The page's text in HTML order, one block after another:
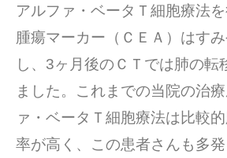
アルファ・ベータＴ細胞療法を
腫瘍マーカー（ＣＥＡ）はす
し、3ヶ月後のＣＴでは肺の転
ました。これまでの当院の治
ァ・ベータＴ細胞療法は比較
率が高く、この患者さんも多